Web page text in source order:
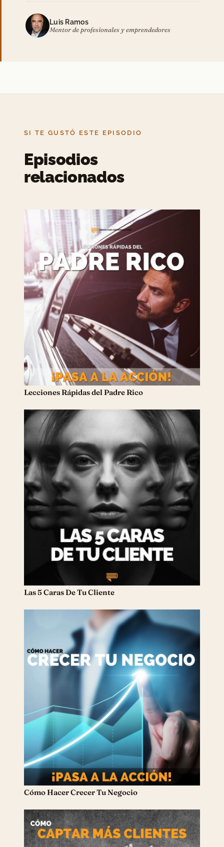
Luis Ramos
Mentor de profesionales y emprendedores
SI TE GUSTÓ ESTE EPISODIO
Episodios
relacionados
Lecciones Rápidas del Padre Rico
Las 5 Caras De Tu Cliente
Cómo Hacer Crecer Tu Negocio